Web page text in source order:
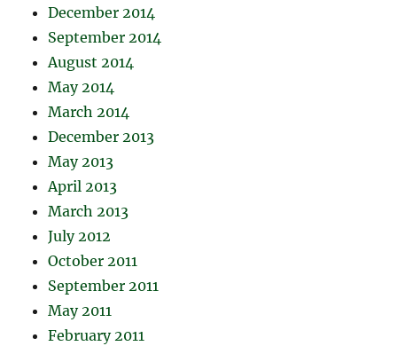
December 2014
September 2014
August 2014
May 2014
March 2014
December 2013
May 2013
April 2013
March 2013
July 2012
October 2011
September 2011
May 2011
February 2011